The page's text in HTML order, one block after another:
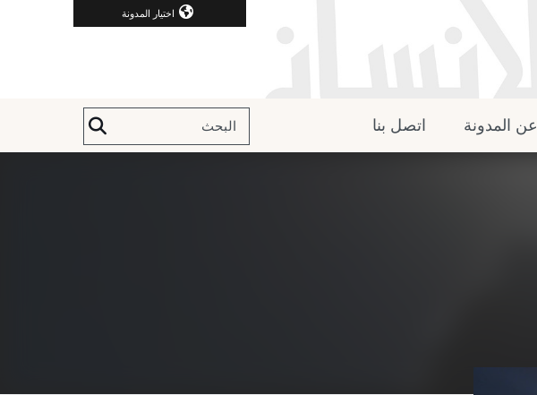
اختيار المدونة
عن المدونة اتصل بنا